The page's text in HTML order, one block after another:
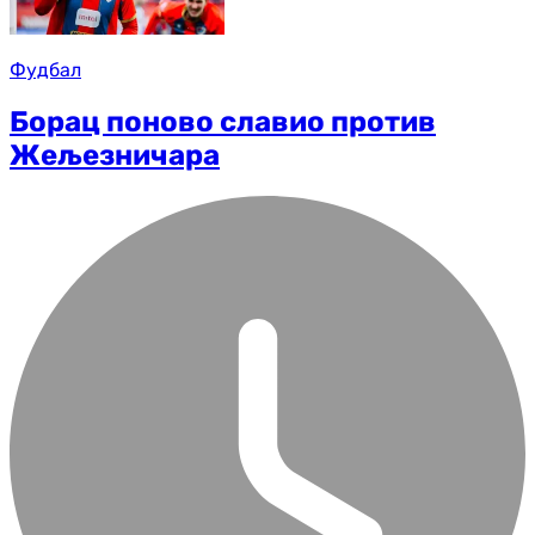
Фудбал
Борац поново славио против
Жељезничара